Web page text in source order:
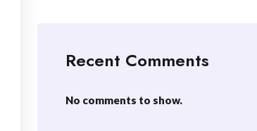
Recent Comments
No comments to show.